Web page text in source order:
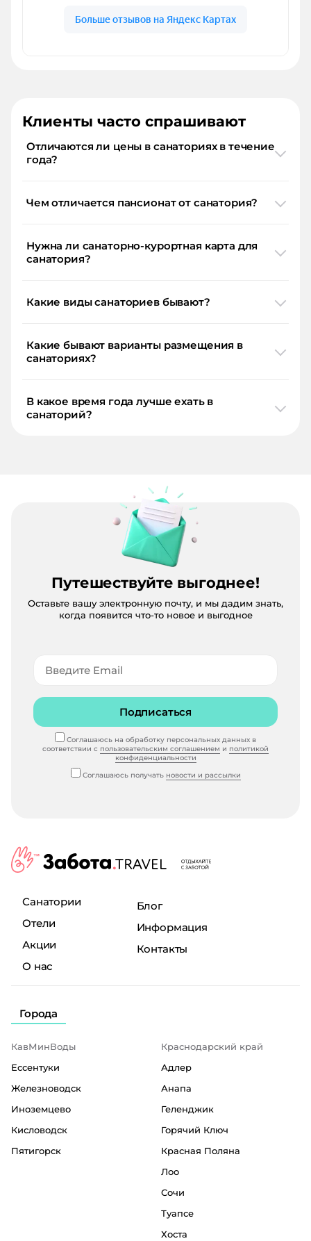
Клиенты часто спрашивают
Отличаются ли цены в санаториях в течение
года?
Чем отличается пансионат от санатория?
Нужна ли санаторно-курортная карта для
санатория?
Какие виды санаториев бывают?
Какие бывают варианты размещения в
санаториях?
В какое время года лучше ехать в
санаторий?
Путешествуйте выгоднее!
Оставьте вашу электронную почту, и мы дадим знать,
когда появится что-то новое и выгодное
Подписаться
Соглашаюсь на обработку персональных данных в
соответствии с пользовательским соглашением и политикой
конфиденциальности
Соглашаюсь получать новости и рассылки
Санатории
Отели
Акции
О нас
Блог
Информация
Контакты
Города
КавМинВоды
Ессентуки
Железноводск
Иноземцево
Кисловодск
Пятигорск
Краснодарский край
Адлер
Анапа
Геленджик
Горячий Ключ
Красная Поляна
Лоо
Сочи
Туапсе
Хоста